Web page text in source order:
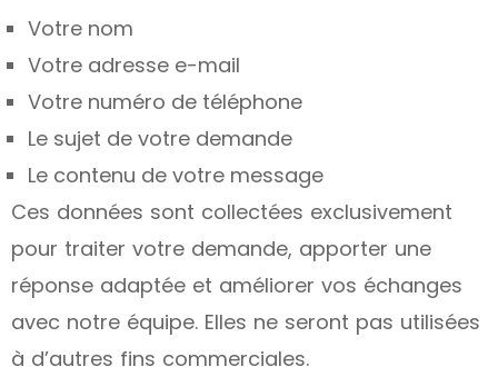
Votre nom
Votre adresse e-mail
Votre numéro de téléphone
Le sujet de votre demande
Le contenu de votre message
Ces données sont collectées exclusivement
pour traiter votre demande, apporter une
réponse adaptée et améliorer vos échanges
avec notre équipe. Elles ne seront pas utilisées
à d’autres fins commerciales.